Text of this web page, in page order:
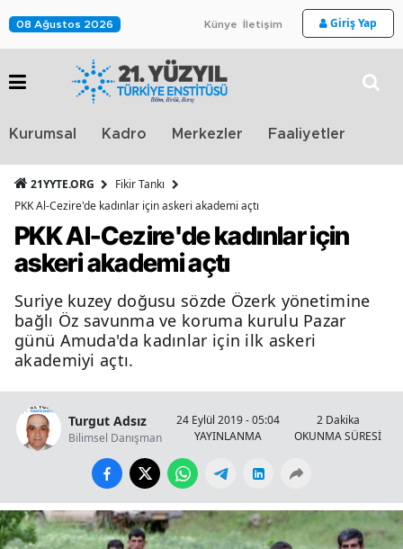
08 Ağustos 2026 Künye İletişim Giriş Yap
Kurumsal Kadro Merkezler Faaliyetler
21YYTE.ORG
Fikir Tankı
PKK Al-Cezire'de kadınlar için askeri akademi açtı
PKK Al-Cezire'de kadınlar için
askeri akademi açtı
Suriye kuzey doğusu sözde Özerk yönetimine
bağlı Öz savunma ve koruma kurulu Pazar
günü Amuda'da kadınlar için ilk askeri
akademiyi açtı.
Turgut Adsız
Bilimsel Danışman
24 Eylül 2019 - 05:04
YAYINLANMA
2 Dakika
OKUNMA SÜRESİ